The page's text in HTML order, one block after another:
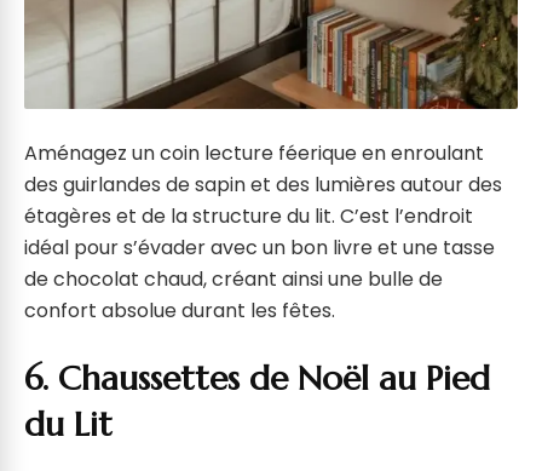
Aménagez un coin lecture féerique en enroulant
des guirlandes de sapin et des lumières autour des
étagères et de la structure du lit. C’est l’endroit
idéal pour s’évader avec un bon livre et une tasse
de chocolat chaud, créant ainsi une bulle de
confort absolue durant les fêtes.
6. Chaussettes de Noël au Pied
du Lit